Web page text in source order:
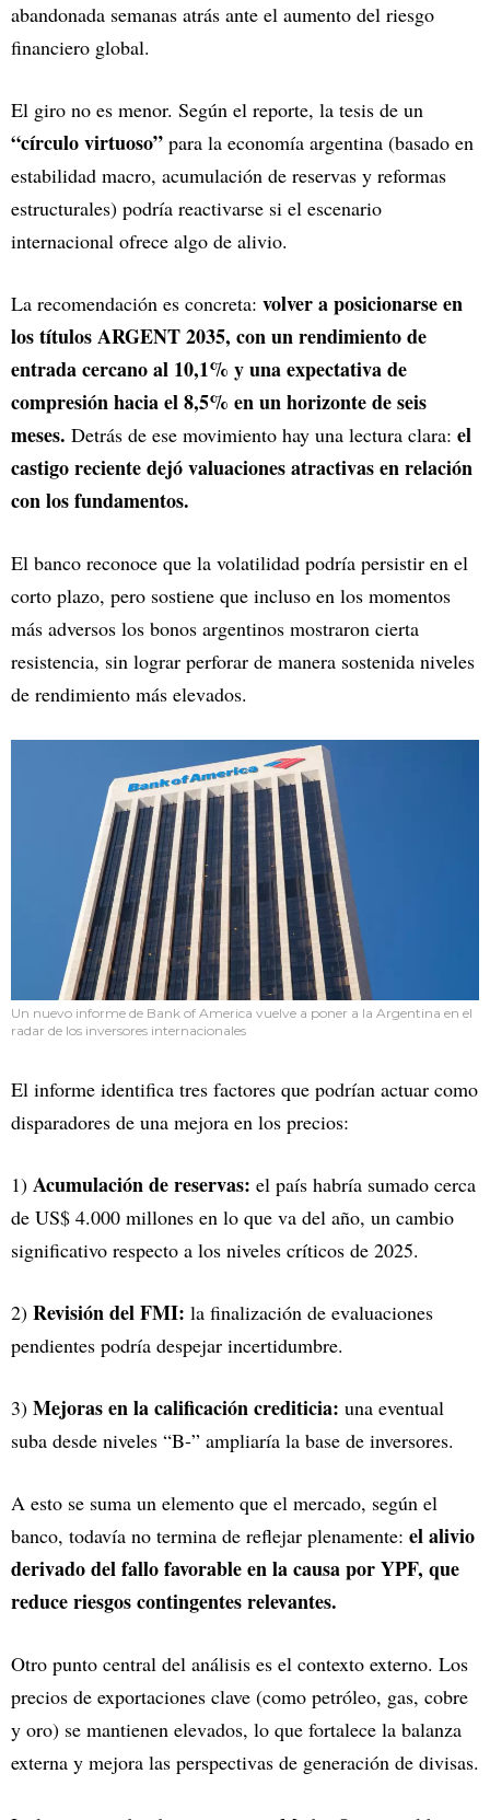
abandonada semanas atrás ante el aumento del riesgo
financiero global.
El giro no es menor. Según el reporte, la tesis de un
“círculo virtuoso” para la economía argentina (basado en
estabilidad macro, acumulación de reservas y reformas
estructurales) podría reactivarse si el escenario
internacional ofrece algo de alivio.
La recomendación es concreta: volver a posicionarse en
los títulos ARGENT 2035, con un rendimiento de
entrada cercano al 10,1% y una expectativa de
compresión hacia el 8,5% en un horizonte de seis
meses. Detrás de ese movimiento hay una lectura clara: el
castigo reciente dejó valuaciones atractivas en relación
con los fundamentos.
El banco reconoce que la volatilidad podría persistir en el
corto plazo, pero sostiene que incluso en los momentos
más adversos los bonos argentinos mostraron cierta
resistencia, sin lograr perforar de manera sostenida niveles
de rendimiento más elevados.
Un nuevo informe de Bank of America vuelve a poner a la Argentina en el
radar de los inversores internacionales
El informe identifica tres factores que podrían actuar como
disparadores de una mejora en los precios:
1) Acumulación de reservas: el país habría sumado cerca
de US$ 4.000 millones en lo que va del año, un cambio
significativo respecto a los niveles críticos de 2025.
2) Revisión del FMI: la finalización de evaluaciones
pendientes podría despejar incertidumbre.
3) Mejoras en la calificación crediticia: una eventual
suba desde niveles “B-” ampliaría la base de inversores.
A esto se suma un elemento que el mercado, según el
banco, todavía no termina de reflejar plenamente: el alivio
derivado del fallo favorable en la causa por YPF, que
reduce riesgos contingentes relevantes.
Otro punto central del análisis es el contexto externo. Los
precios de exportaciones clave (como petróleo, gas, cobre
y oro) se mantienen elevados, lo que fortalece la balanza
externa y mejora las perspectivas de generación de divisas.